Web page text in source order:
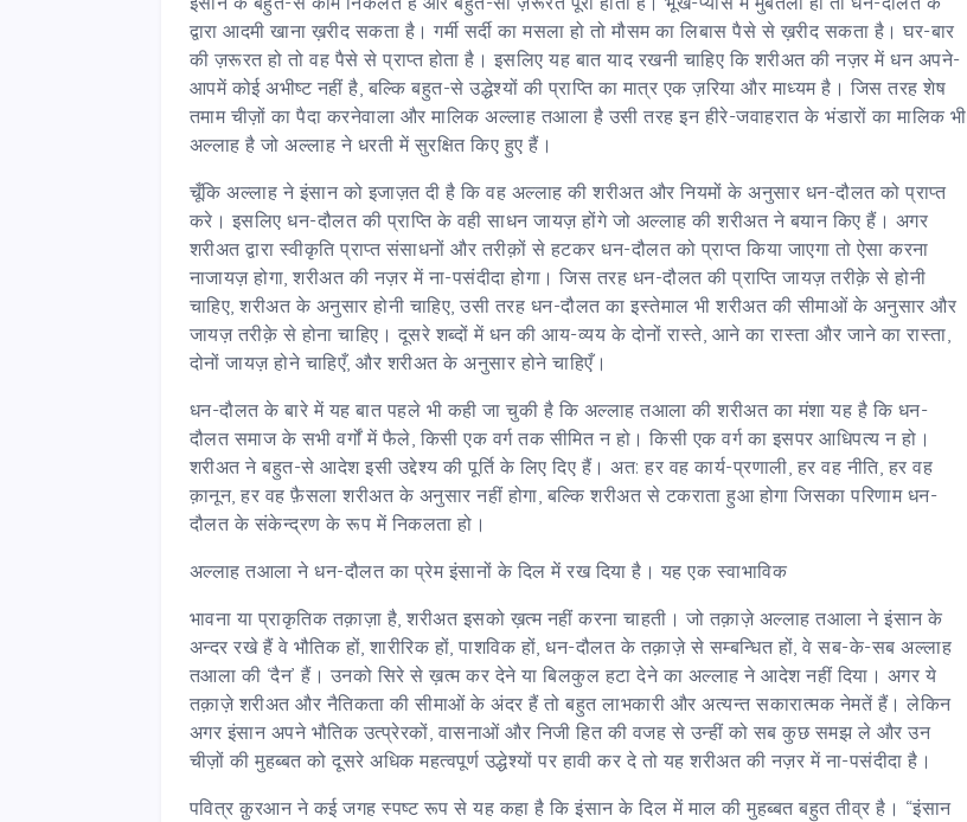
द्वारा आदमी खाना ख़रीद सकता है। गर्मी सर्दी का मसला हो तो मौसम का लिबास पैसे से ख़रीद सकता है। घर-बार
की ज़रूरत हो तो वह पैसे से प्राप्त होता है। इसलिए यह बात याद रखनी चाहिए कि शरीअत की नज़र में धन अपने-
आपमें कोई अभीष्ट नहीं है, बल्कि बहुत-से उद्धेश्यों की प्राप्ति का मात्र एक ज़रिया और माध्यम है। जिस तरह शेष
तमाम चीज़ों का पैदा करनेवाला और मालिक अल्लाह तआला है उसी तरह इन हीरे-जवाहरात के भंडारों का मालिक भी
अल्लाह है जो अल्लाह ने धरती में सुरक्षित किए हुए हैं।
चूँकि अल्लाह ने इंसान को इजाज़त दी है कि वह अल्लाह की शरीअत और नियमों के अनुसार धन-दौलत को प्राप्त
करे। इसलिए धन-दौलत की प्राप्ति के वही साधन जायज़ होंगे जो अल्लाह की शरीअत ने बयान किए हैं। अगर
शरीअत द्वारा स्वीकृति प्राप्त संसाधनों और तरीक़ों से हटकर धन-दौलत को प्राप्त किया जाएगा तो ऐसा करना
नाजायज़ होगा, शरीअत की नज़र में ना-पसंदीदा होगा। जिस तरह धन-दौलत की प्राप्ति जायज़ तरीक़े से होनी
चाहिए, शरीअत के अनुसार होनी चाहिए, उसी तरह धन-दौलत का इस्तेमाल भी शरीअत की सीमाओं के अनुसार और
जायज़ तरीक़े से होना चाहिए। दूसरे शब्दों में धन की आय-व्यय के दोनों रास्ते, आने का रास्ता और जाने का रास्ता,
दोनों जायज़ होने चाहिएँ, और शरीअत के अनुसार होने चाहिएँ।
धन-दौलत के बारे में यह बात पहले भी कही जा चुकी है कि अल्लाह तआला की शरीअत का मंशा यह है कि धन-
दौलत समाज के सभी वर्गों में फैले, किसी एक वर्ग तक सीमित न हो। किसी एक वर्ग का इसपर आधिपत्य न हो।
शरीअत ने बहुत-से आदेश इसी उद्देश्य की पूर्ति के लिए दिए हैं। अत: हर वह कार्य-प्रणाली, हर वह नीति, हर वह
क़ानून, हर वह फ़ैसला शरीअत के अनुसार नहीं होगा, बल्कि शरीअत से टकराता हुआ होगा जिसका परिणाम धन-
दौलत के संकेन्द्रण के रूप में निकलता हो।
अल्लाह तआला ने धन-दौलत का प्रेम इंसानों के दिल में रख दिया है। यह एक स्वाभाविक
भावना या प्राकृतिक तक़ाज़ा है, शरीअत इसको ख़त्म नहीं करना चाहती। जो तक़ाज़े अल्लाह तआला ने इंसान के
अन्दर रखे हैं वे भौतिक हों, शारीरिक हों, पाशविक हों, धन-दौलत के तक़ाज़े से सम्बन्धित हों, वे सब-के-सब अल्लाह
तआला की ‘दैन’ हैं। उनको सिरे से ख़त्म कर देने या बिलकुल हटा देने का अल्लाह ने आदेश नहीं दिया। अगर ये
तक़ाज़े शरीअत और नैतिकता की सीमाओं के अंदर हैं तो बहुत लाभकारी और अत्यन्त सकारात्मक नेमतें हैं। लेकिन
अगर इंसान अपने भौतिक उत्प्रेरकों, वासनाओं और निजी हित की वजह से उन्हीं को सब कुछ समझ ले और उन
चीज़ों की मुहब्बत को दूसरे अधिक महत्वपूर्ण उद्धेश्यों पर हावी कर दे तो यह शरीअत की नज़र में ना-पसंदीदा है।
पवित्र क़ुरआन ने कई जगह स्पष्ट रूप से यह कहा है कि इंसान के दिल में माल की मुहब्बत बहुत तीव्र है। “इंसान